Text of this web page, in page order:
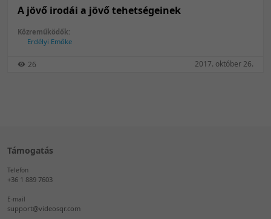
Utolsó módosítás szerint
A jövő irodái a jövő tehetségeinek
Közreműködők:
Erdélyi Emőke
26 2017. október 26.
Támogatás
Telefon
+36 1 889 7603
E-mail
support@videosqr.com